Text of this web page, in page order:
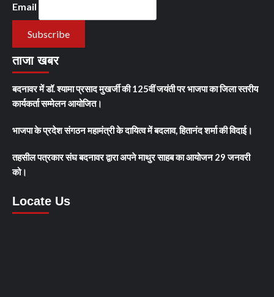
Email
ताजा खबर
बदनावर में डॉ. श्यामा प्रसाद मुखर्जी की 125वीं जयंती पर भाजपा का जिला स्तरीय
कार्यकर्ता सम्मेलन आयोजित।
भाजपा के प्रदेश संगठन महामंत्री के दायित्व में बदलाव, हितानंद शर्मा की विदाई।
तहसील पत्रकार संघ बदनावर द्वारा अपने माथुर साहब का आयोजन 29 जनवरी
को।
Locate Us